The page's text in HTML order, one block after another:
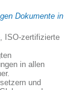
Dokumente in
ISO-zertifizierte
in allen
und